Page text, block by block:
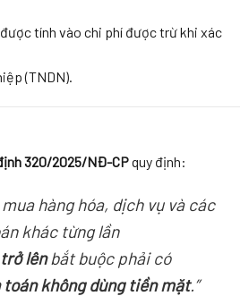
tính vào chi phí được trừ khi xác
(TNDN).
320/2025/NĐ-CPquy định:
hàng hóa, dịch vụ và các
khác từng lần
lênbắt buộc phải có
không dùng tiền mặt.”